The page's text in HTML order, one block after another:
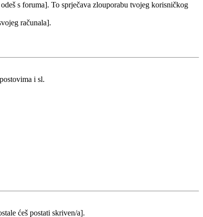
s foruma]. To sprječava zlouporabu tvojeg korisničkog
računala].
i sl.
ćeš postati skriven/a].